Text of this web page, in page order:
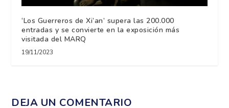
‘Los Guerreros de Xi’an’ supera las 200.000
entradas y se convierte en la exposición más
visitada del MARQ
19/11/2023
DEJA UN COMENTARIO